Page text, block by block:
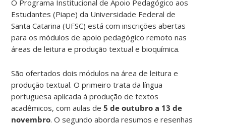
O Programa Institucional de Apoio Pedagógico aos
Estudantes (Piape) da Universidade Federal de
Santa Catarina (UFSC) está com inscrições abertas
para os módulos de apoio pedagógico remoto nas
áreas de leitura e produção textual e bioquímica.
São ofertados dois módulos na área de leitura e
produção textual. O primeiro trata da língua
portuguesa aplicada à produção de textos
acadêmicos, com aulas de5 de outubro a 13 de
novembro. O segundo aborda resumos e resenhas